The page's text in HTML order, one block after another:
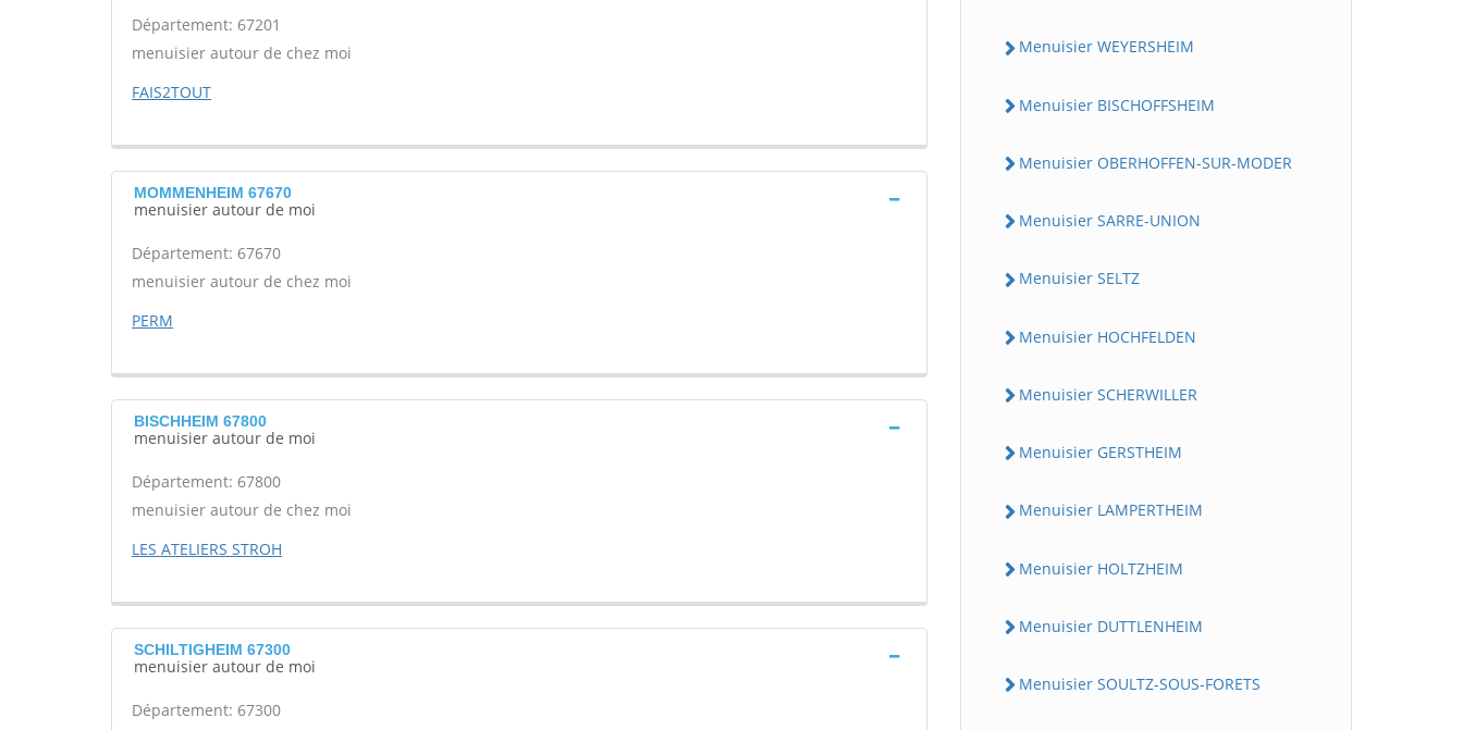
Département: 67201
menuisier autour de chez moi
FAIS2TOUT
MOMMENHEIM 67670
menuisier autour de moi
Département: 67670
menuisier autour de chez moi
PERM
BISCHHEIM 67800
menuisier autour de moi
Département: 67800
menuisier autour de chez moi
LES ATELIERS STROH
SCHILTIGHEIM 67300
menuisier autour de moi
Département: 67300
Menuisier WEYERSHEIM
Menuisier BISCHOFFSHEIM
Menuisier OBERHOFFEN-SUR-MODER
Menuisier SARRE-UNION
Menuisier SELTZ
Menuisier HOCHFELDEN
Menuisier SCHERWILLER
Menuisier GERSTHEIM
Menuisier LAMPERTHEIM
Menuisier HOLTZHEIM
Menuisier DUTTLENHEIM
Menuisier SOULTZ-SOUS-FORETS